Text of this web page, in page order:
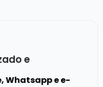
e
Whatsapp e e-